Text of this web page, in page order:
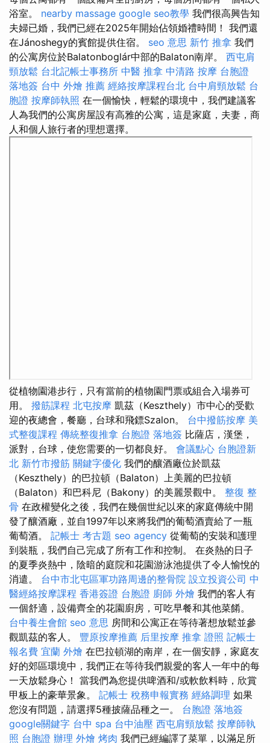
浴室。 nearby massage google seo教學 我們很高興告知
夫婦已婚，我們已經在2025年開始佔領婚禮時間！ 我們還
在Jánoshegy的賓館提供住宿。 seo 意思 新竹 推拿 我們
的公寓房位於Balatonboglár中部的Balaton南岸。 西屯肩
頸放鬆 台北記帳士事務所 中醫 推拿 中清路 按摩 台胞證
落地簽 台中 外燴 推薦 經絡按摩課程台北 台中肩頸放鬆 台
胞證 按摩師執照 在一個愉快，輕鬆的環境中，我們建議客
人為我們的公寓房屋設有高雅的公寓，這是家庭，夫妻，商
人和個人旅行者的理想選擇。
從植物園港步行，只有當前的植物園門票或組合入場券可
用。 撥筋課程 北屯按摩 凱茲（Keszthely）市中心的受歡
迎的夜總會，餐廳，台球和飛鏢Szalon。 台中撥筋按摩 美
式整復課程 傳統整復推拿 台胞證 落地簽 比薩店，漢堡，
派對，台球，使您需要的一切都良好。 會議點心 台胞證新
北 新竹市撥筋 關鍵字優化 我們的釀酒廠位於凱茲
（Keszthely）的巴拉頓（Balaton）上美麗的巴拉頓
（Balaton）和巴科尼（Bakony）的美麗景觀中。 整復 整
骨 在政權變化之後，我們在幾個世紀以來的家庭傳統中開
發了釀酒廠，並自1997年以來將我們的葡萄酒賣給了一瓶
葡萄酒。 記帳士 考古題 seo agency 從葡萄的安裝和護理
到裝瓶，我們自己完成了所有工作和控制。 在炎熱的日子
的夏季炎熱中，陰暗的庭院和花園游泳池提供了令人愉悅的
消遣。 台中市北屯區軍功路周邊的整骨院 設立投資公司 中
醫經絡按摩課程 香港簽證 台胞證 廚師 外燴 我們的客人有
一個舒適，設備齊全的花園廚房，可吃早餐和其他菜餚。
台中養生會館 seo 意思 房間和公寓正在等待著想放鬆並參
觀凱茲的客人。 豐原按摩推薦 后里按摩 推拿 證照 記帳士
報名費 宜蘭 外燴 在巴拉頓湖的南岸，在一個安靜，家庭友
好的郊區環境中，我們正在等待我們親愛的客人一年中的每
一天放鬆身心！ 當我們為您提供啤酒和/或軟飲料時，欣賞
甲板上的豪華景象。 記帳士 稅務申報實務 經絡調理 如果
您沒有問題，請選擇5種披薩品種之一。 台胞證 落地簽
google關鍵字 台中 spa 台中油壓 西屯肩頸放鬆 按摩師執
照 台胞證 辦理 外燴 烤肉 我們已經編譯了菜單，以滿足所